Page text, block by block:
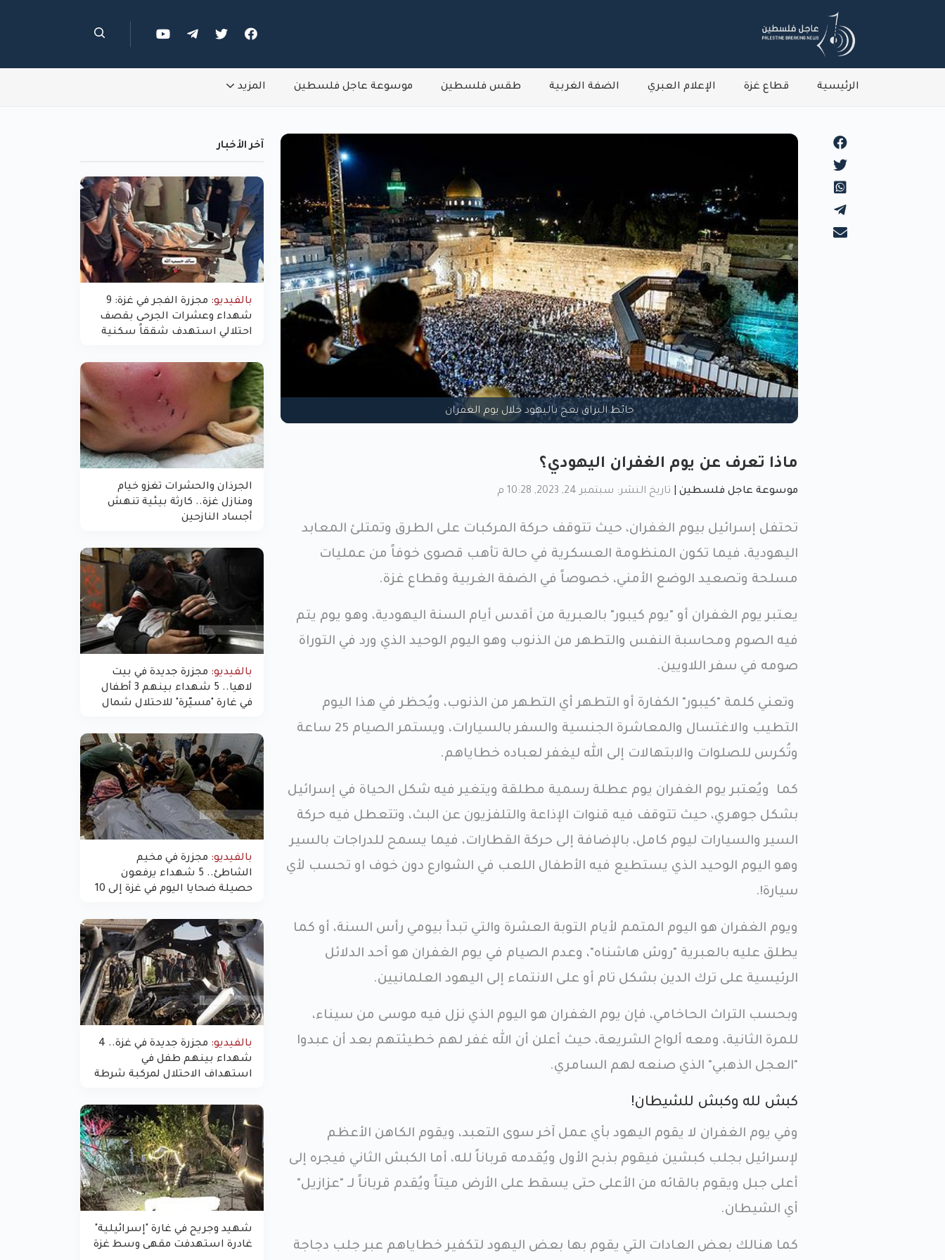
الرئيسية قطاع غزة الإعلام العبري الضفة الغربية طقس فلسطين موسوعة عاجل فلسطين المزيد
حائط البراق يعج باليهود خلال يوم الغفران
ماذا تعرف عن يوم الغفران اليهودي؟
موسوعة عاجل فلسطين تاريخ النشر: سبتمبر 24, 2023, 10:28 م
تحتفل إسرائيل بيوم الغفران، حيث تتوقف حركة المركبات على الطرق وتمتلئ المعابد
اليهودية، فيما تكون المنظومة العسكرية في حالة تأهب قصوى خوفاً من عمليات
مسلحة وتصعيد الوضع الأمني، خصوصاً في الضفة الغربية وقطاع غزة.
يعتبر يوم الغفران أو "يوم كيبور" بالعبرية من أقدس أيام السنة اليهودية، وهو يوم يتم
فيه الصوم ومحاسبة النفس والتطهر من الذنوب وهو اليوم الوحيد الذي ورد في التوراة
صومه في سفر اللاويين.
وتعني كلمة "كيبور" الكفارة أو التطهر أي التطهر من الذنوب، ويُحظر في هذا اليوم
التطيب والاغتسال والمعاشرة الجنسية والسفر بالسيارات، ويستمر الصيام 25 ساعة
وتُكرس للصلوات والابتهالات إلى الله ليغفر لعباده خطاياهم.
كما ويُعتبر يوم الغفران يوم عطلة رسمية مطلقة ويتغير فيه شكل الحياة في إسرائيل
بشكل جوهري، حيث تتوقف فيه قنوات الإذاعة والتلفزيون عن البث، وتتعطل فيه حركة
السير والسيارات ليوم كامل، بالإضافة إلى حركة القطارات، فيما يسمح للدراجات بالسير
وهو اليوم الوحيد الذي يستطيع فيه الأطفال اللعب في الشوارع دون خوف او تحسب لأي
سيارة!.
ويوم الغفران هو اليوم المتمم لأيام التوبة العشرة والتي تبدأ بيومي رأس السنة، أو كما
يطلق عليه بالعبرية "روش هاشناه"، وعدم الصيام في يوم الغفران هو أحد الدلائل
الرئيسية على ترك الدين بشكل تام أو على الانتماء إلى اليهود العلمانيين.
وبحسب التراث الحاخامي، فإن يوم الغفران هو اليوم الذي نزل فيه موسى من سيناء،
للمرة الثانية، ومعه ألواح الشريعة، حيث أعلن أن الله غفر لهم خطيئتهم بعد أن عبدوا
"العجل الذهبي" الذي صنعه لهم السامري.
كبش لله وكبش للشيطان!
وفي يوم الغفران لا يقوم اليهود بأي عمل آخر سوى التعبد، ويقوم الكاهن الأعظم
لإسرائيل بجلب كبشين فيقوم بذبح الأول ويُقدمه قرباناً لله، أما الكبش الثاني فيجره إلى
أعلى جبل ويقوم بالقائه من الأعلى حتى يسقط على الأرض ميتاً ويُقدم قرباناً لـ "عزازيل"
أي الشيطان.
كما هنالك بعض العادات التي يقوم بها بعض اليهود لتكفير خطاياهم عبر جلب دجاجة
آخر الأخبار
بالفيديو:
مجزرة الفجر في غزة: 9
شهداء وعشرات الجرحى بقصف
احتلالي استهدف شققاً سكنية
الجرذان والحشرات تغزو خيام
ومنازل غزة.. كارثة بيئية تنهش
أجساد النازحين
بالفيديو: مجزرة جديدة في بيت
لاهيا.. 5 شهداء بينهم 3 أطفال
في غارة "مسيّرة" للاحتلال شمال
بالفيديو: مجزرة في مخيم
الشاطئ.. 5 شهداء يرفعون
حصيلة ضحايا اليوم في غزة إلى 10
بالفيديو:
مجزرة جديدة في غزة.. 4
شهداء بينهم طفل في
استهداف الاحتلال لمركبة شرطة
شهيد وجريح في غارة "إسرائيلية"
غادرة استهدفت مقهى وسط غزة